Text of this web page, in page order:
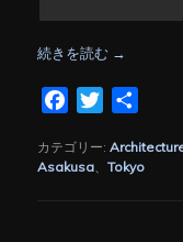
続きを読む →
FacebookTwitter
カテゴリー:
Asakusa、Tokyo